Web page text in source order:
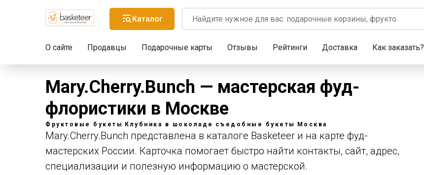
Каталог
О сайте Продавцы Подарочные карты Отзывы Рейтинги Доставка Как заказать?
Mary.Cherry.Bunch — мастерская фуд-
флористики в Москве
Фруктовые букеты Клубника в шоколаде съедобные букеты Москва
Mary.Cherry.Bunch представлена в каталоге Basketeer и на карте фуд-
мастерских России. Карточка помогает быстро найти контакты, сайт, адрес,
специализации и полезную информацию о мастерской.